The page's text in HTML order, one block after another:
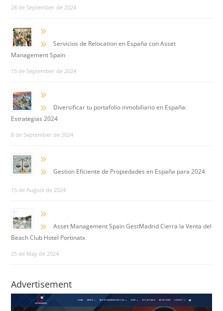
28 de September de 2024
9
9
Servicios de Relocation en España con Asset
Management Spain
15 de September de 2024
9
9
Diversificar tu portafolio inmobiliario en España:
Estrategias 2024
8 de September de 2024
9
9
Gestion Eficiente de Propiedades en España para 2024
15 de August de 2024
9
9
Asset Management Spain GestMadrid Cierra la Venta del
Beach Club Hotel Portinatx
25 de May de 2024
Advertisement